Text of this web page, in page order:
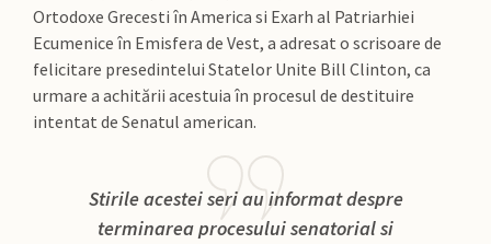
Ortodoxe Grecesti în America si Exarh al Patriarhiei
Ecumenice în Emisfera de Vest, a adresat o scrisoare de
felicitare presedintelui Statelor Unite Bill Clinton, ca
urmare a achitării acestuia în procesul de destituire
intentat de Senatul american.
Stirile acestei seri au informat despre
terminarea procesului senatorial si